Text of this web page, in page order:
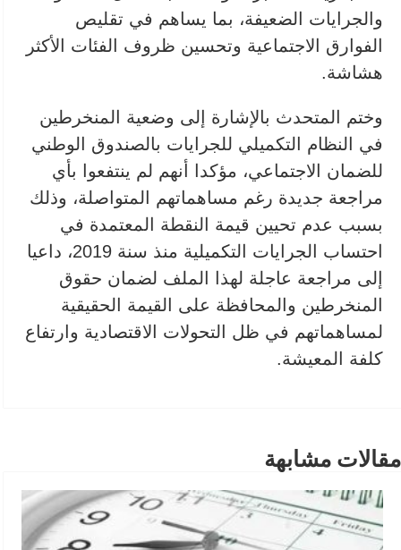
والجرايات الضعيفة، بما يساهم في تقليص
الفوارق الاجتماعية وتحسين ظروف الفئات الأكثر
هشاشة.
وختم المتحدث بالإشارة إلى وضعية المنخرطين
في النظام التكميلي للجرايات بالصندوق الوطني
للضمان الاجتماعي، مؤكدا أنهم لم ينتفعوا بأي
مراجعة جديدة رغم مساهماتهم المتواصلة، وذلك
بسبب عدم تحيين قيمة النقطة المعتمدة في
احتساب الجرايات التكميلية منذ سنة 2019، داعيا
إلى مراجعة عاجلة لهذا الملف لضمان حقوق
المنخرطين والمحافظة على القيمة الحقيقية
لمساهماتهم في ظل التحولات الاقتصادية وارتفاع
كلفة المعيشة.
مقالات مشابهة